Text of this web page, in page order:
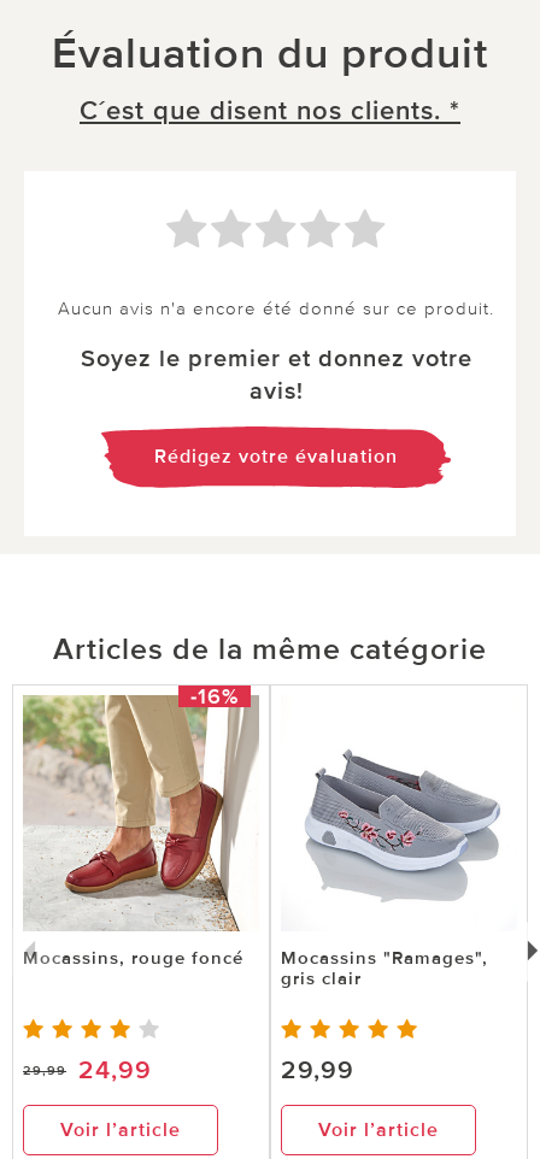
Évaluation du produit
C´est que disent nos clients. *
Aucun avis n'a encore été donné sur ce produit.
Soyez le premier et donnez votre
avis!
Rédigez votre évaluation
Articles de la même catégorie
-16%
Mocassins, rouge foncé
29,99 24,99
Voir l’article
Mocassins "Ramages",
gris clair
29,99
Voir l’article